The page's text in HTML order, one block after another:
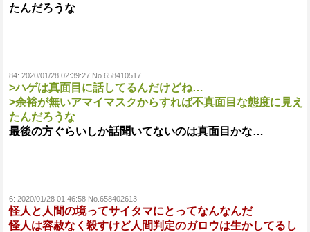
たんだろうな
84: 2020/01/28 02:39:27 No.658410517
>ハゲは真面目に話してるんだけどね…
>余裕が無いアマイマスクからすれば不真面目な態度に見え
たんだろうな
最後の方ぐらいしか話聞いてないのは真面目かな…
6: 2020/01/28 01:46:58 No.658402613
怪人と人間の境ってサイタマにとってなんなんだ
怪人は容赦なく殺すけど人間判定のガロウは生かしてるし